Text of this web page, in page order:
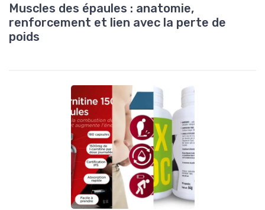
Muscles des épaules : anatomie,
renforcement et lien avec la perte de
poids